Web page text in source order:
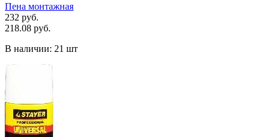
Пена монтажная
232 руб.
218.08 руб.
В наличии: 21 шт